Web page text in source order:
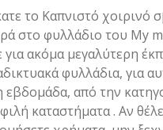
το Καπνιστό χοιρινό
στο φυλλάδιο του My
για ακόμα μεγαλύτερη
φυλλάδια, για
εβδομάδα, από την
καταστήματα . Αν